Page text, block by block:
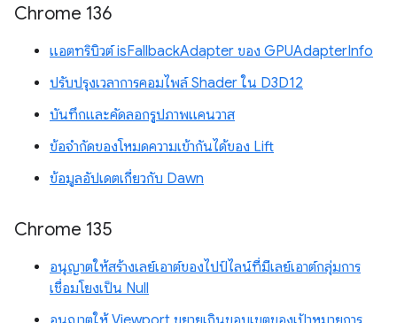
Chrome 136
แอตทริบิวต์ isFallbackAdapter ของ GPUAdapterInfo
ปรับปรุงเวลาการคอมไพล์ Shader ใน D3D12
บันทึกและคัดลอกรูปภาพแคนวาส
ข้อจำกัดของโหมดความเข้ากันได้ของ Lift
ข้อมูลอัปเดตเกี่ยวกับ Dawn
Chrome 135
อนุญาตให้สร้างเลย์เอาต์ของไปป์ไลน์ที่มีเลย์เอาต์กลุ่มการ
เชื่อมโยงเป็น Null